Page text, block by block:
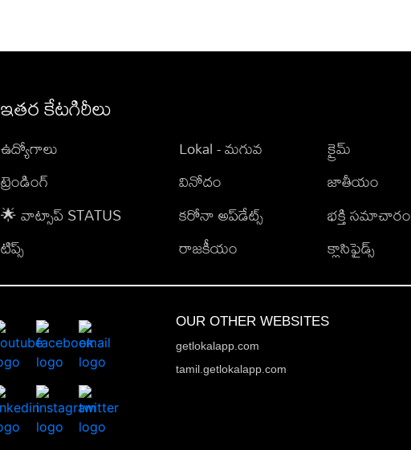
ఇతర కేటగిరీలు
ఉద్యోగాలు
ట్రెండింగ్
🌟 వాట్సాప్ STATUS
టిప్స్
Lokal - మగువ
వినోదం
కరోనా అప్‌డేట్స్
రాజకీయం
క్రైమ్
జాతీయం
భక్తి సమాచారం
క్లాసిఫైడ్స్
OUR OTHER WEBSITES
getlokalapp.com
tamil.getlokalapp.com